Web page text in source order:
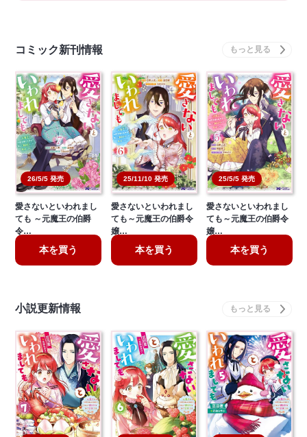
コミック新刊情報
26/5/5 発売
愛さないといわれまし
ても ～元魔王の伯爵
令…
本を買う
25/11/10 発売
愛さないといわれまし
ても～元魔王の伯爵令
嬢…
本を買う
25/5/5 発売
愛さないといわれまし
ても～元魔王の伯爵令
嬢…
本を買う
小説更新情報